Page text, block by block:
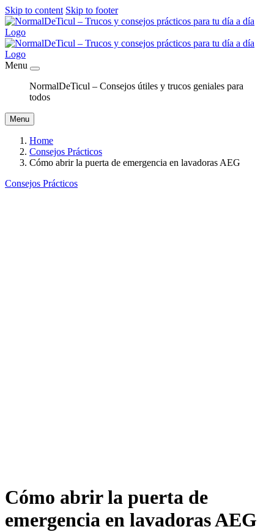
Skip to content Skip to footer
Menu
NormalDeTicul – Consejos útiles y trucos geniales para
todos
Menu
Home
Consejos Prácticos
Cómo abrir la puerta de emergencia en lavadoras AEG
Consejos Prácticos
Cómo abrir la puerta de
emergencia en lavadoras AEG